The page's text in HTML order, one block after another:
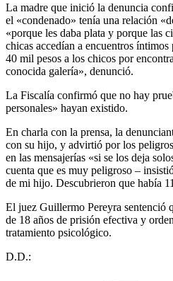
La madre que inició la denuncia
el «condenado» tenía una relación
«porque les daba plata y porque las
chicas accedían a encuentros
40 mil pesos a los chicos por
conocida galería», denunció.
La Fiscalía confirmó que no hay
personales» hayan existido.
En charla con la prensa, la
con su hijo, y advirtió por los
en las mensajerías «si se los deja
cuenta que es muy peligroso –
de mi hijo. Descubrieron que había
El juez Guillermo Pereyra sentenció
de 18 años de prisión efectiva y
tratamiento psicológico.
D.D.: